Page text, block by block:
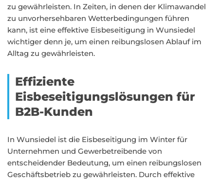
zu gewährleisten. In Zeiten, in denen der Klimawandel
zu unvorhersehbaren Wetterbedingungen führen
kann, ist eine effektive Eisbeseitigung in Wunsiedel
wichtiger denn je, um einen reibungslosen Ablauf im
Alltag zu gewährleisten.
Effiziente
Eisbeseitigungslösungen für
B2B-Kunden
In Wunsiedel ist die Eisbeseitigung im Winter für
Unternehmen und Gewerbetreibende von
entscheidender Bedeutung, um einen reibungslosen
Geschäftsbetrieb zu gewährleisten. Durch effektive